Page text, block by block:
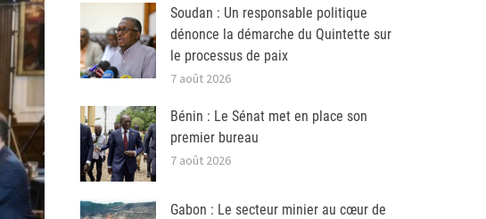
Soudan : Un responsable politique
dénonce la démarche du Quintette sur
le processus de paix
7 août 2026
Bénin : Le Sénat met en place son
premier bureau
7 août 2026
Gabon : Le secteur minier au cœur de